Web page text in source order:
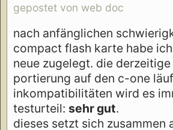
gepostet von web doc
nach anfänglichen
compact flash karte habe
neue zugelegt. die
portierung auf den c-one
inkompatibilitäten wird es
testurteil: sehr gut.
dieses setzt sich zusammen